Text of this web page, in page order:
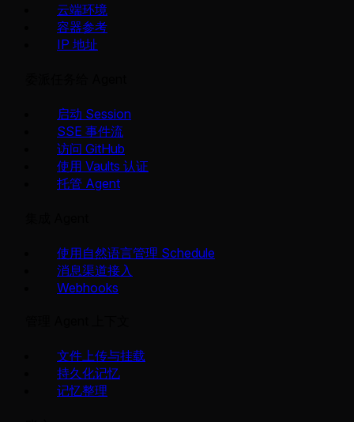
云端环境
容器参考
IP 地址
启动 Session
SSE 事件流
访问 GitHub
使用 Vaults 认证
托管 Agent
使用自然语言管理 Schedule
消息渠道接入
Webhooks
文件上传与挂载
持久化记忆
记忆整理